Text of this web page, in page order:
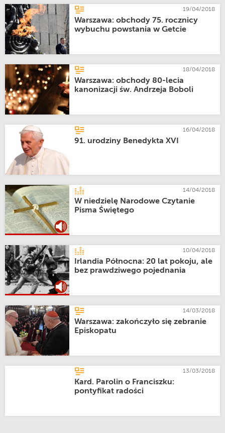
19/04/2018
Warszawa: obchody 75. rocznicy
wybuchu powstania w Getcie
18/04/2018
Warszawa: obchody 80-lecia
kanonizacji św. Andrzeja Boboli
16/04/2018
91. urodziny Benedykta XVI
14/04/2018
W niedzielę Narodowe Czytanie
Pisma Świętego
10/04/2018
Irlandia Północna: 20 lat pokoju, ale
bez prawdziwego pojednania
14/03/2018
Warszawa: zakończyło się zebranie
Episkopatu
13/03/2018
Kard. Parolin o Franciszku:
pontyfikat radości